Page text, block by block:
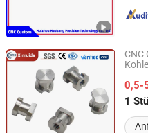
CNC
0,5-
1
Dongguan Xinruida
Guangdong, China